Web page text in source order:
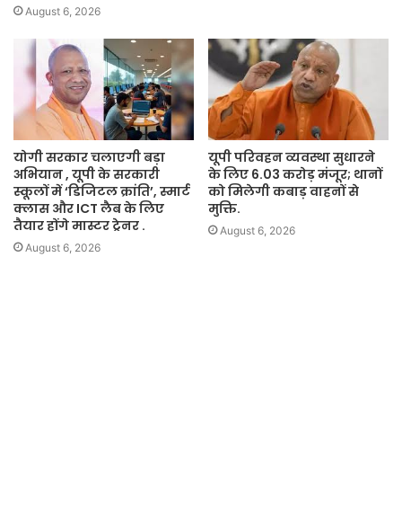
August 6, 2026
योगी सरकार चलाएगी बड़ा
अभियान , यूपी के सरकारी
स्कूलों में ‘डिजिटल क्रांति’, स्मार्ट
क्लास और ICT लैब के लिए
तैयार होंगे मास्टर ट्रेनर .
August 6, 2026
यूपी परिवहन व्यवस्था सुधारने
के लिए 6.03 करोड़ मंजूर; थानों
को मिलेगी कबाड़ वाहनों से
मुक्ति.
August 6, 2026